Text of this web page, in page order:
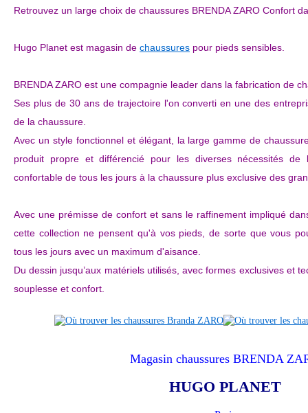
Retrouvez un large choix de chaussures BRENDA ZARO Confort
Hugo Planet est magasin de chaussures pour pieds sensibles.
BRENDA ZARO est une compagnie leader dans la fabrication de
Ses plus de 30 ans de trajectoire l'on converti en une des
de la chaussure.
Avec un style fonctionnel et élégant, la large gamme de
produit propre et différencié pour les diverses nécessités
confortable de tous les jours à la chaussure plus exclusive des
Avec une prémisse de confort et sans le raffinement impliqué
cette collection ne pensent qu'à vos pieds, de sorte que vous
tous les jours avec un maximum d'aisance.
Du dessin jusqu’aux matériels utilisés, avec formes exclusives et
souplesse et confort.
Magasin chaussures BRENDA
HUGO PLANET